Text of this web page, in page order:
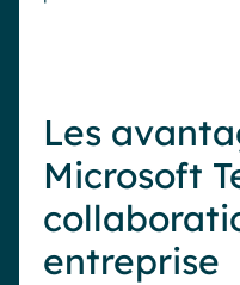
Les
Microsoft
entreprise